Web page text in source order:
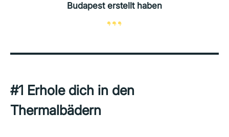
Budapest erstellt haben
#1 Erhole dich in den
Thermalbädern